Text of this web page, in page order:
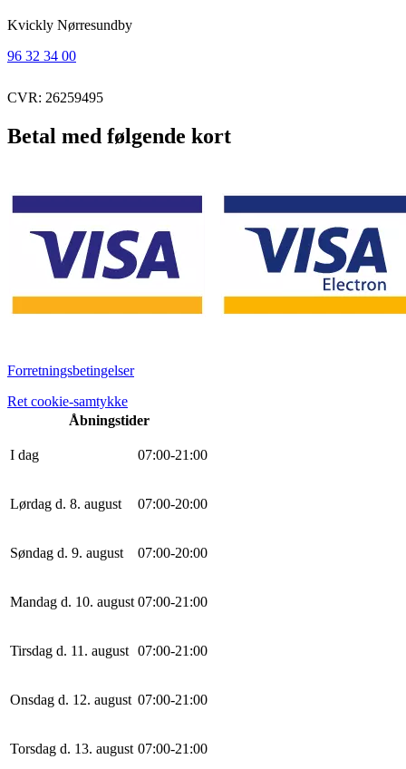
Kvickly Nørresundby
96 32 34 00
CVR: 26259495
Betal med følgende kort
Forretningsbetingelser
Ret cookie-samtykke
Åbningstider
I dag 07:00-21 :00
Lørdag d. 8. august 07:00-20:00
Søndag d. 9. august 07:00-20:00
Mandag d. 10. august 07:00-21 :00
Tirsdag d. 11. august 07:00-21 :00
Onsdag d. 12. august 07:00-21 :00
Torsdag d. 13. august 07:00-21 :00